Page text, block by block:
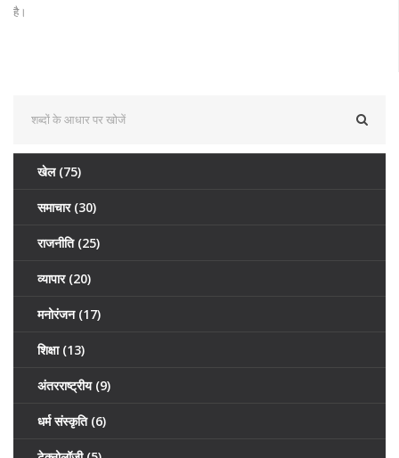
है।
खेल (75)
समाचार (30)
राजनीति (25)
व्यापार (20)
मनोरंजन (17)
शिक्षा (13)
अंतरराष्ट्रीय (9)
धर्म संस्कृति (6)